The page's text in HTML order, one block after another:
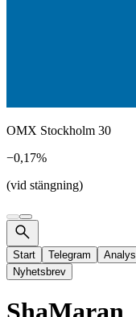
OMX Stockholm 30
−0,17%
(vid stängning)
Start Telegram Analys
Nyhetsbrev